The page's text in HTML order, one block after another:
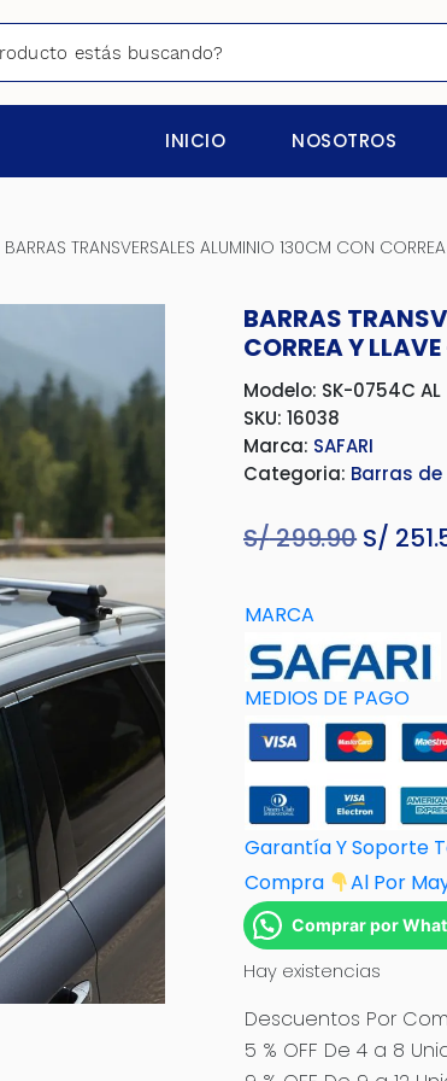
INICIO NOSOTROS
BARRAS TRANSVERSALES ALUMINIO 130CM CON
BARRAS
CORREA Y
Modelo: SK-0754C AL
SKU: 16038
Marca: SAFARI
Categoria: Barras de
S/299.90 El
era:
S/
S/
MARCA
MEDIOS DE PAGO
Garantía Y Soporte
Compra
Al Por M
Comprar por
Hay existencias
Descuentos Por
5 % OFF De 4 a 8